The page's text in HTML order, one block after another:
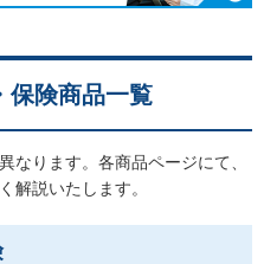
保険商品一覧
なります。各商品ページにて、
解説いたします。